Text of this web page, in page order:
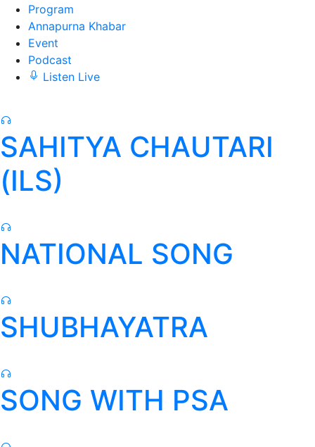
Program
Annapurna Khabar
Event
Podcast
Listen Live
SAHITYA CHAUTARI
(ILS)
NATIONAL SONG
SHUBHAYATRA
SONG WITH PSA